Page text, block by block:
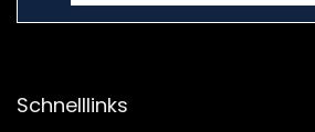
Schnelllinks